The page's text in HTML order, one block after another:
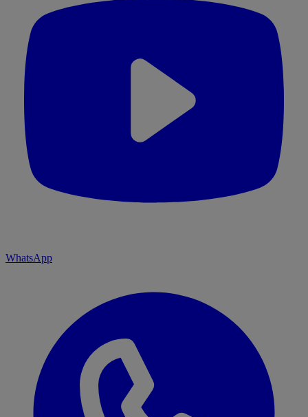
WhatsApp